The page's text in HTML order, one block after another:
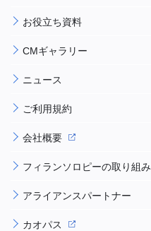
お役立ち資料
CMギャラリー
ニュース
ご利用規約
会社概要
フィランソロピーの取り組み
アライアンスパートナー
カオパス